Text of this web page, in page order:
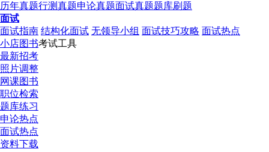
历年真题行测真题申论真题面试真题题库刷题
面试
面试指南 结构化面试 无领导小组 面试技巧攻略 面试热点
小店图书考试工具
最新招考
照片调整
网课图书
职位检索
题库练习
申论热点
面试热点
资料下载